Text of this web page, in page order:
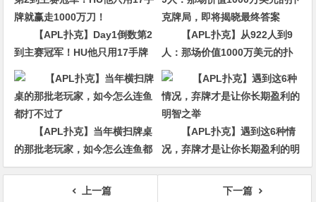
【APL扑克】Day1倒数第2
到主赛冠军！HU他只用17手牌
就赢走1000万刀！
【APL扑克】从922人到9
人：那场价值1000万美元的扑
克牌局，即将揭晓最终答案
【APL扑克】当年横扫牌桌
的那批老玩家，如今怎么连鱼都
打不过了
【APL扑克】遇到这6种情
况，弃牌才是让你长期盈利的明
智之举
上一篇
下一篇